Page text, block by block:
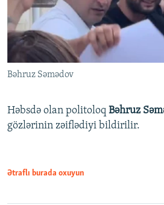
Bəhruz Səmədov
Həbsdə olan politoloq Bəhruz
gözlərinin zəiflədiyi bildirilir.
Ətraflı burada oxuyun